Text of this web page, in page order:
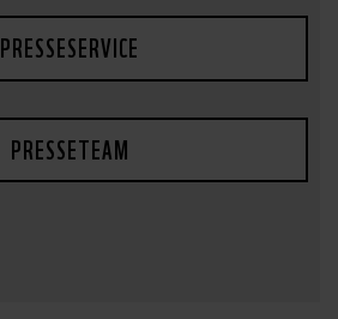
PRESSESERVICE
PRESSETEAM